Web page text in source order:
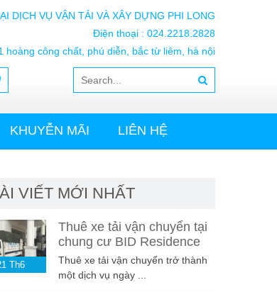
DỊCH VỤ VẬN TẢI VÀ XÂY DỰNG PHI LONG
Điện thoại : 024.2218.2828
hoàng công chất, phú diễn, bắc từ liêm, hà nội
KHUYỄN MÃI LIÊN HỆ
VIẾT MỚI NHẤT
Th6
Thuê xe tải vận chuyển tại
chung cư BID Residence
Thuê xe tải vận chuyển trở thành
một dịch vụ ngày ...